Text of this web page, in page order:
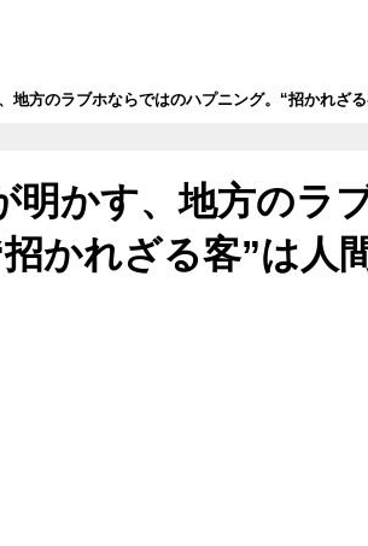
地方のラブホならではのハプニング。“招かれざ
明かす、地方のラ
かれざる客”は人